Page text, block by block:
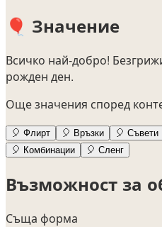
🎈 Значение
Всичко най-добро!
рожден ден.
Още значения според
🎈 Флирт 🎈 Връзки 🎈 Съвети
🎈 Комбинации 🎈 Сленг
Възможност за
Съща форма